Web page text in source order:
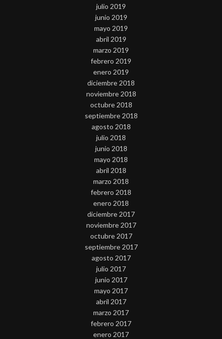
julio 2019
junio 2019
mayo 2019
abril 2019
marzo 2019
febrero 2019
enero 2019
diciembre 2018
noviembre 2018
octubre 2018
septiembre 2018
agosto 2018
julio 2018
junio 2018
mayo 2018
abril 2018
marzo 2018
febrero 2018
enero 2018
diciembre 2017
noviembre 2017
octubre 2017
septiembre 2017
agosto 2017
julio 2017
junio 2017
mayo 2017
abril 2017
marzo 2017
febrero 2017
enero 2017